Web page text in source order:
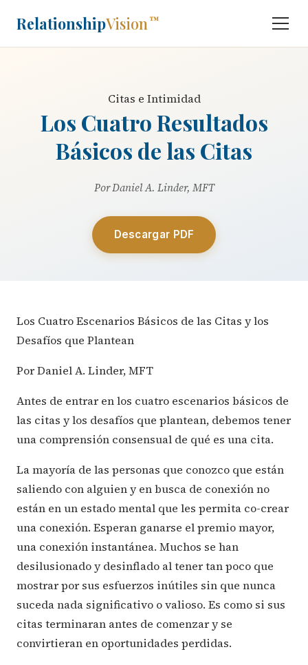
RelationshipVision ™
Citas e Intimidad
Los Cuatro Resultados
Básicos de las Citas
Por Daniel A. Linder, MFT
Descargar PDF
Los Cuatro Escenarios Básicos de las Citas y los
Desafíos que Plantean
Por Daniel A. Linder, MFT
Antes de entrar en los cuatro escenarios básicos de
las citas y los desafíos que plantean, debemos tener
una comprensión consensual de qué es una cita.
La mayoría de las personas que conozco que están
saliendo con alguien y en busca de conexión no
están en un estado mental que les permita co-crear
una conexión. Esperan ganarse el premio mayor,
una conexión instantánea. Muchos se han
desilusionado y desinflado al tener tan poco que
mostrar por sus esfuerzos inútiles sin que nunca
suceda nada significativo o valioso. Es como si sus
citas terminaran antes de comenzar y se
convirtieran en oportunidades perdidas.